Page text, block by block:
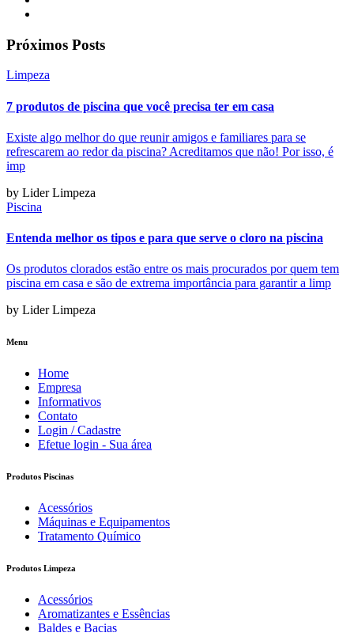
Próximos Posts
Limpeza
7 produtos de piscina que você precisa ter em casa
Existe algo melhor do que reunir amigos e familiares para se
refrescarem ao redor da piscina? Acreditamos que não! Por isso, é
imp
by Lider Limpeza
Piscina
Entenda melhor os tipos e para que serve o cloro na piscina
Os produtos clorados estão entre os mais procurados por quem tem
piscina em casa e são de extrema importância para garantir a limp
by Lider Limpeza
Menu
Home
Empresa
Informativos
Contato
Login / Cadastre
Efetue login - Sua área
Produtos Piscinas
Acessórios
Máquinas e Equipamentos
Tratamento Químico
Produtos Limpeza
Acessórios
Aromatizantes e Essências
Baldes e Bacias